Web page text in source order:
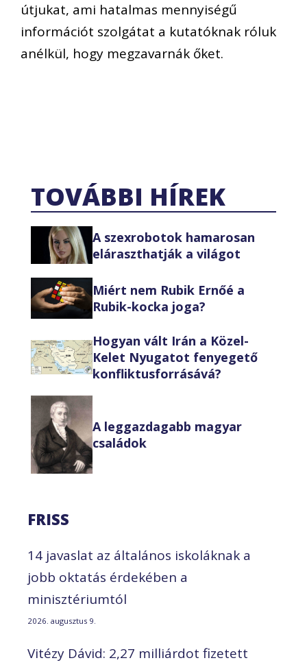
útjukat, ami hatalmas mennyiségű
információt szolgátat a kutatóknak róluk
anélkül, hogy megzavarnák őket.
TOVÁBBI HÍREK
A szexrobotok hamarosan
eláraszthatják a világot
Miért nem Rubik Ernőé a
Rubik-kocka joga?
Hogyan vált Irán a Közel-
Kelet Nyugatot fenyegető
konfliktusforrásává?
A leggazdagabb magyar
családok
FRISS
14 javaslat az általános iskoláknak a
jobb oktatás érdekében a
minisztériumtól
2026. augusztus 9.
Vitézy Dávid: 2,27 milliárdot fizetett